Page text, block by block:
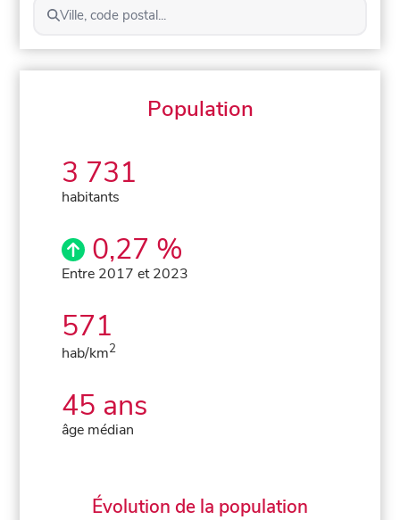
Ville, code postal...
Population
3 731
habitants
0,27 %
Entre 2017 et 2023
571
hab/km2
45 ans
âge médian
Évolution de la population